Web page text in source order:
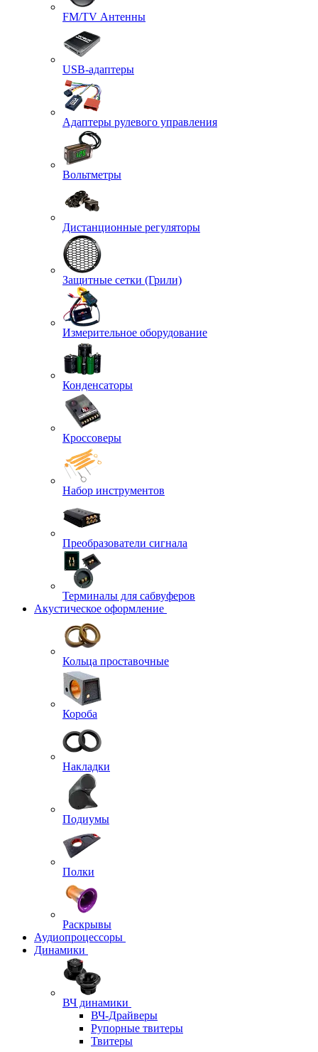
FM/TV Антенны
USB-адаптеры
Адаптеры рулевого управления
Вольтметры
Дистанционные регуляторы
Защитные сетки (Грили)
Измерительное оборудование
Конденсаторы
Кроссоверы
Набор инструментов
Преобразователи сигнала
Терминалы для сабвуферов
Акустическое оформление
Кольца проставочные
Короба
Накладки
Подиумы
Полки
Раскрывы
Аудиопроцессоры
Динамики
ВЧ динамики
ВЧ-Драйверы
Рупорные твитеры
Твитеры